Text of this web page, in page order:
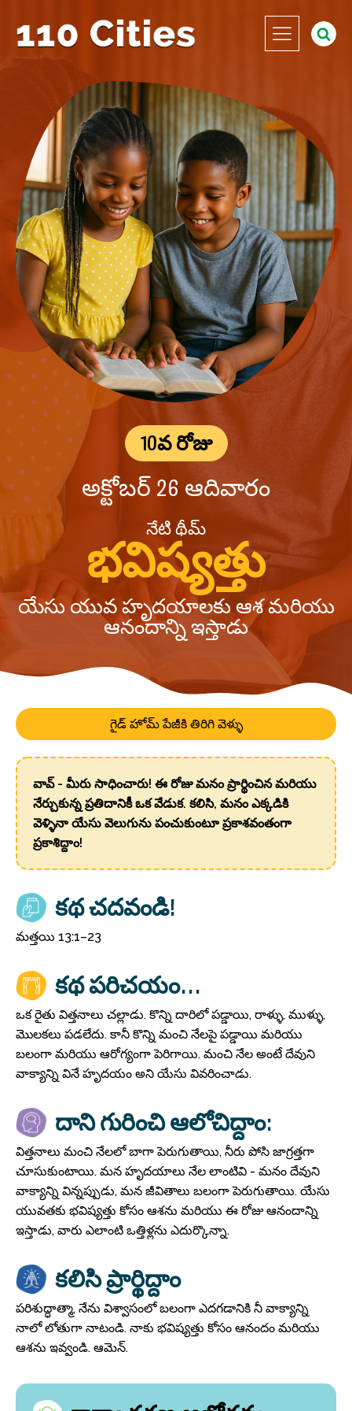
10వ రోజు
అక్టోబర్ 26 ఆదివారం
నేటి థీమ్
భవిష్యత్తు
యేసు యువ హృదయాలకు ఆశ మరియు
ఆనందాన్ని ఇస్తాడు
గైడ్ హోమ్ పేజీకి తిరిగి వెళ్ళు
వావ్ - మీరు సాధించారు! ఈ రోజు మనం ప్రార్థించిన మరియు
నేర్చుకున్న ప్రతిదానికీ ఒక వేడుక. కలిసి, మనం ఎక్కడికి
వెళ్ళినా యేసు వెలుగును పంచుకుంటూ ప్రకాశవంతంగా
ప్రకాశిద్దాం!
కథ చదవండి!
మత్తయి 13:1–23
కథ పరిచయం...
ఒక రైతు విత్తనాలు చల్లాడు. కొన్ని దారిలో పడ్డాయి, రాళ్ళు, ముళ్ళు,
మొలకలు పడలేదు. కానీ కొన్ని మంచి నేలపై పడ్డాయి మరియు
బలంగా మరియు ఆరోగ్యంగా పెరిగాయి. మంచి నేల అంటే దేవుని
వాక్యాన్ని వినే హృదయం అని యేసు వివరించాడు.
దాని గురించి ఆలోచిద్దాం:
విత్తనాలు మంచి నేలలో బాగా పెరుగుతాయి, నీరు పోసి జాగ్రత్తగా
చూసుకుంటాయి. మన హృదయాలు నేల లాంటివి - మనం దేవుని
వాక్యాన్ని విన్నప్పుడు, మన జీవితాలు బలంగా పెరుగుతాయి. యేసు
యువతకు భవిష్యత్తు కోసం ఆశను మరియు ఈ రోజు ఆనందాన్ని
ఇస్తాడు, వారు ఎలాంటి ఒత్తిళ్లను ఎదుర్కొన్నా.
కలిసి ప్రార్థిద్దాం
పరిశుద్ధాత్మా, నేను విశ్వాసంలో బలంగా ఎదగడానికి నీ వాక్యాన్ని
నాలో లోతుగా నాటండి. నాకు భవిష్యత్తు కోసం ఆనందం మరియు
ఆశను ఇవ్వండి. ఆమెన్.